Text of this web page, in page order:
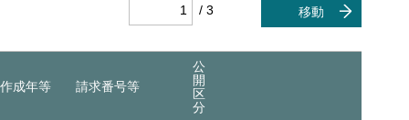
/ 3 移動
作成年等 請求番号等
公
開
区
分